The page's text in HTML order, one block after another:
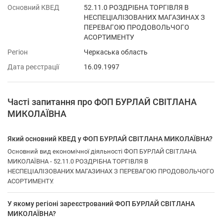
Основний КВЕД
52.11.0 РОЗДРІБНА ТОРГІВЛЯ В
НЕСПЕЦІАЛІЗОВАНИХ МАГАЗИНАХ З
ПЕРЕВАГОЮ ПРОДОВОЛЬЧОГО
АСОРТИМЕНТУ
Регіон
Черкаська область
Дата реєстрації
16.09.1997
Часті запитання про ФОП БУРЛАЙ СВІТЛАНА
МИКОЛАЇВНА
Який основний КВЕД у ФОП БУРЛАЙ СВІТЛАНА МИКОЛАЇВНА?
Основний вид економічної діяльності ФОП БУРЛАЙ СВІТЛАНА
МИКОЛАЇВНА - 52.11.0 РОЗДРІБНА ТОРГІВЛЯ В
НЕСПЕЦІАЛІЗОВАНИХ МАГАЗИНАХ З ПЕРЕВАГОЮ ПРОДОВОЛЬЧОГО
АСОРТИМЕНТУ.
У якому регіоні зареєстрований ФОП БУРЛАЙ СВІТЛАНА
МИКОЛАЇВНА?